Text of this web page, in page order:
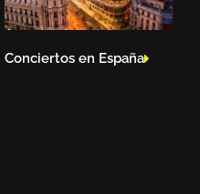
Conciertos en España